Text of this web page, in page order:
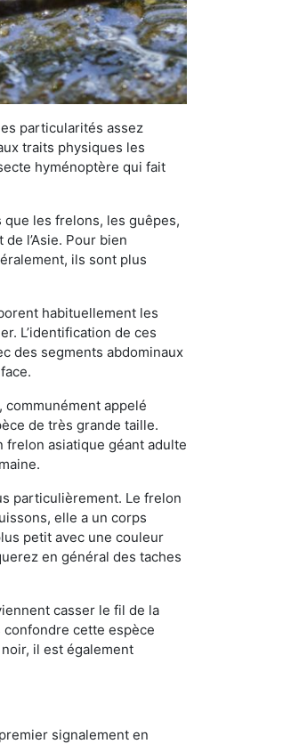
particularités assez
traits physiques les
hyménoptère qui fait
que les frelons, les guêpes,
l’Asie. Pour bien
ils sont plus
habituellement les
L’identification de ces
des segments abdominaux
appelé
de très grande taille.
frelon asiatique géant adulte
particulièrement. Le frelon
elle a un corps
petit avec une couleur
en général des taches
casser le fil de la
cette espèce
il est également
signalement en